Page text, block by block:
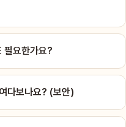
필요한가요?
다보나요? (보안)